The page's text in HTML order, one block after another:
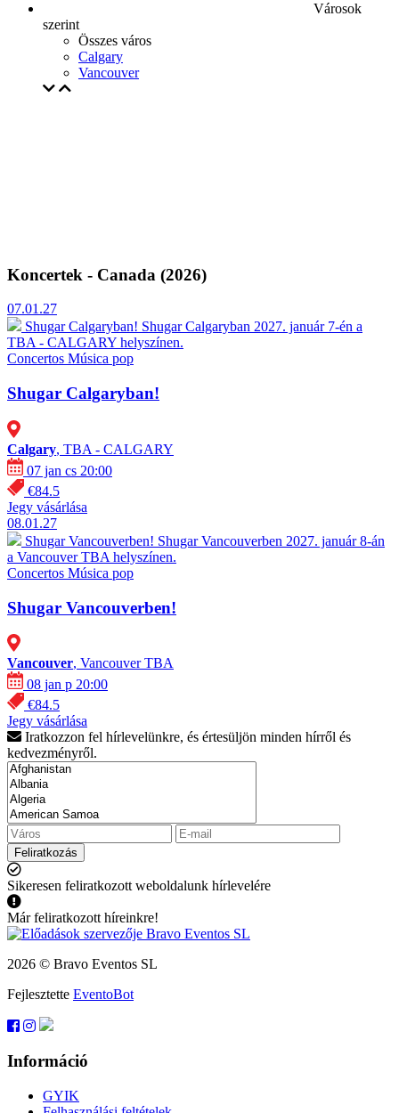
Városok
szerint
Összes város
Calgary
Vancouver
Koncertek - Canada (2026)
07.01.27
Shugar Calgaryban! Shugar Calgaryban 2027. január 7-én a
TBA - CALGARY helyszínen.
Concertos Música pop
Shugar Calgaryban!
Calgary, TBA - CALGARY
07 jan cs 20:00
€84.5
Jegy vásárlása
08.01.27
Shugar Vancouverben! Shugar Vancouverben 2027. január 8-án
a Vancouver TBA helyszínen.
Concertos Música pop
Shugar Vancouverben!
Vancouver, Vancouver TBA
08 jan p 20:00
€84.5
Jegy vásárlása
Iratkozzon fel hírlevelünkre, és értesüljön minden hírről és
kedvezményről.
Feliratkozás
Sikeresen feliratkozott weboldalunk hírlevelére
Már feliratkozott híreinkre!
2026 © Bravo Eventos SL
Fejlesztette EventoBot
Információ
GYIK